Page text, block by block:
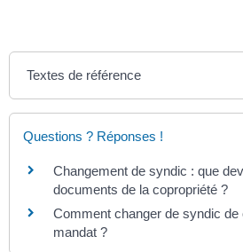
Textes de référence
Questions ? Réponses !
Changement de syndic : que
documents de la copropriété ?
Comment changer de syndic de
mandat ?